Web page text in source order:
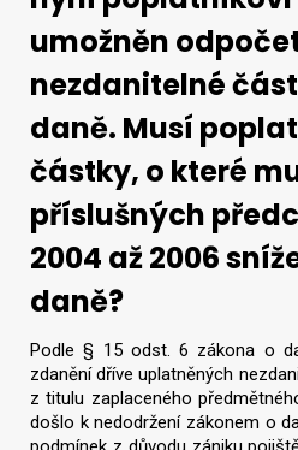
umožněn
nezdanitelné
daně. Musí
částky, o které
příslušných
2004 až 2006
daně?
Podle § 15 odst. 6 zákona o
zdanění dříve uplatněných
z titulu zaplaceného
došlo k nedodržení zákonem o